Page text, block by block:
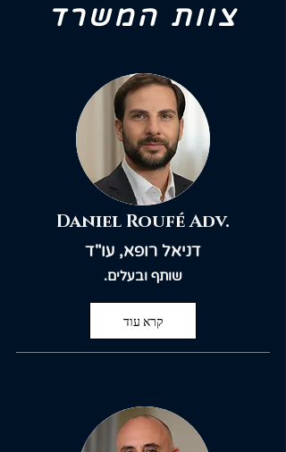
צוות המשרד
Daniel Roufé Adv.
דניאל רופא, עו"ד
שותף ובעלים.
קרא עוד